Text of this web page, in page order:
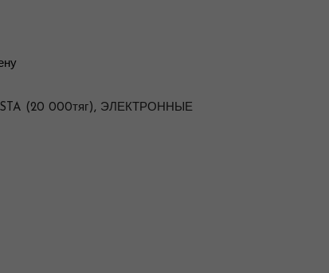
(20 000тяг), ЭЛЕКТРОННЫЕ